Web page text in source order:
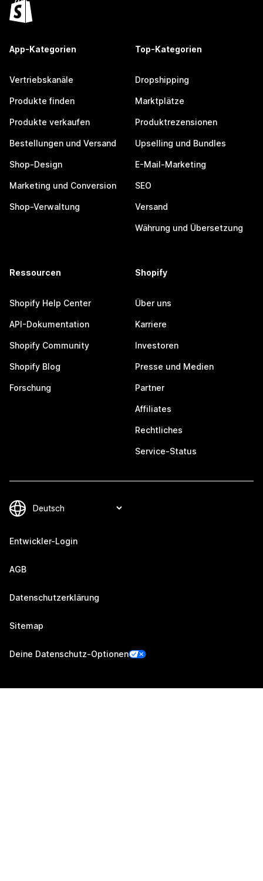
App-Kategorien
Vertriebskanäle
Produkte finden
Produkte verkaufen
Bestellungen und Versand
Shop-Design
Marketing und Conversion
Shop-Verwaltung
Top-Kategorien
Dropshipping
Marktplätze
Produktrezensionen
Upselling und Bundles
E-Mail-Marketing
SEO
Versand
Währung und Übersetzung
Ressourcen
Shopify Help Center
API-Dokumentation
Shopify Community
Shopify Blog
Forschung
Shopify
Über uns
Karriere
Investoren
Presse und Medien
Partner
Affiliates
Rechtliches
Service-Status
Entwickler-Login
AGB
Datenschutzerklärung
Sitemap
Deine Datenschutz-Optionen